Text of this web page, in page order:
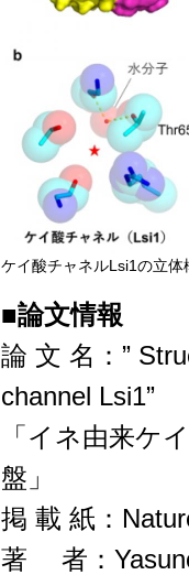
ケイ酸チャネルLsi1の立
■論文情報
論 文 名：”
channel Lsi1”
「イネ由来ケ
盤」
掲 載 紙：
著 者：